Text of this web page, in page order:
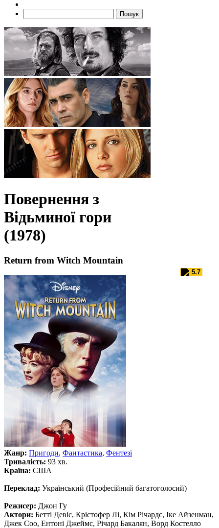
Пошук
Повернення з
Відьминої гори
(1978)
Return from Witch Mountain
5.7
Жанр: Пригоди, Фантастика, Фентезі
Тривалість: 93 хв.
Країна: США
Переклад: Український (Професійний багатоголосий)
Режисер: Джон Гу
Актори: Бетті Девіс, Крістофер Лі, Кім Річардс, Іке Айзенман,
Джек Соо, Ентоні Джеймс, Річард Бакалян, Ворд Костелло